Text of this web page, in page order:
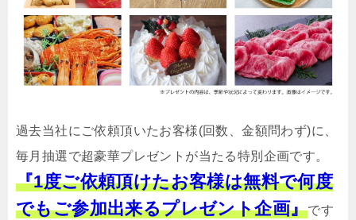
過去当社にご依頼頂いたお客様(回数、金額問わず)に、
毎月抽選で超豪華プレゼントが当たる特別企画です。
『1度ご依頼頂けたお客様は無料で何度
でもご参加出来るプレゼント企画』です